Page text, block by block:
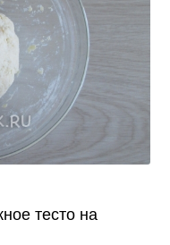
тесто на